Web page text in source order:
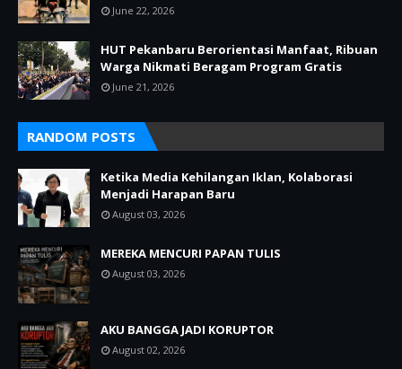
June 22, 2026
HUT Pekanbaru Berorientasi Manfaat, Ribuan
Warga Nikmati Beragam Program Gratis
June 21, 2026
RANDOM POSTS
Ketika Media Kehilangan Iklan, Kolaborasi
Menjadi Harapan Baru
August 03, 2026
MEREKA MENCURI PAPAN TULIS
August 03, 2026
AKU BANGGA JADI KORUPTOR
August 02, 2026